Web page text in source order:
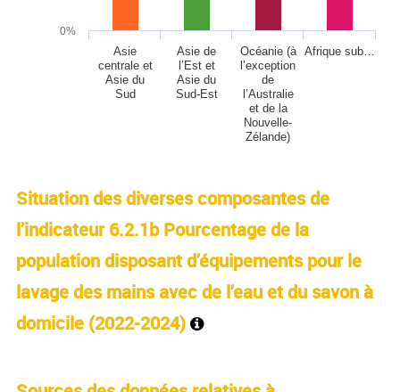
Asie
centrale et
Asie du
Sud
Asie de
l’Est et
Asie du
Sud-Est
Océanie (à
l’exception
de
l’Australie
et de la
Nouvelle-
Zélande)
Afrique sub…
0%
Situation des diverses composantes de
l’indicateur 6.2.1b Pourcentage de la
population disposant d’équipements pour le
lavage des mains avec de l’eau et du savon à
domicile (2022-2024)